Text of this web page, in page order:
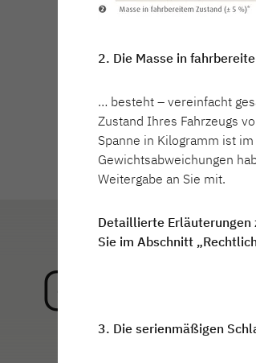
Fahrzeugbörse
2. Die Masse in
… besteht – vereinfacht
Zustand Ihres Fahrzeugs
Spanne in Kilogramm ist
Gewichtsabweichungen
Weitergabe an Sie mit.
Detaillierte Erläuterungen
Sie im Abschnitt
3. Die serienmäßigen